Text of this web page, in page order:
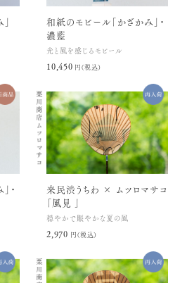
和紙のモビール「かざかみ」・
濃藍
光と風を感じるモビール
10,450円(税込)
・
栗川商店
ムツロマサコ
来民渋うちわ × ムツロマサコ
「風見 」
穏やかで賑やかな夏の風
2,970円(税込)
栗川商店